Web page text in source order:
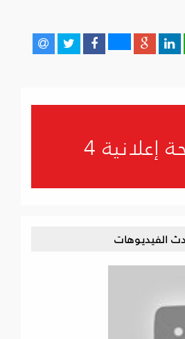
4
الفيديوهات